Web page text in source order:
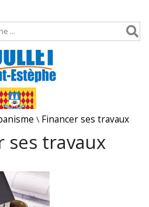
\ Financer ses travaux
ses travaux